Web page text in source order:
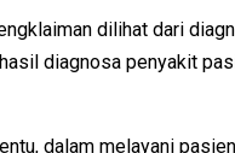
dilihat dari
diagnosa penyakit
dalam melayani